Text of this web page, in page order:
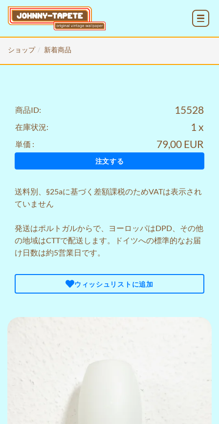
ショップ 新着商品
商品ID: 15528
在庫状況: 1 x
単価 : 79,00 EUR
注文する
送料別、§25aに基づく差額課税のためVATは表示され
ていません
発送はポルトガルからで、ヨーロッパはDPD、その他
の地域はCTTで配送します。ドイツへの標準的なお届
け日数は約5営業日です。
ウィッシュリストに追加